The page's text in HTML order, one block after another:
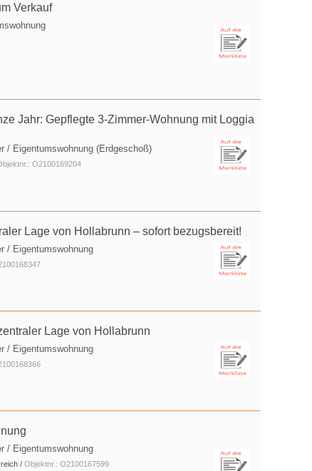
Verkauf
Jahr: Gepflegte 3-Zimmer-Wohnung mit Loggia
/ Eigentumswohnung (Erdgeschoß)
O2100169204
Lage von Hollabrunn – sofort bezugsbereit!
/ Eigentumswohnung
Lage von Hollabrunn
/ Eigentumswohnung
/ Eigentumswohnung
/ Objektnr.: O2100167599